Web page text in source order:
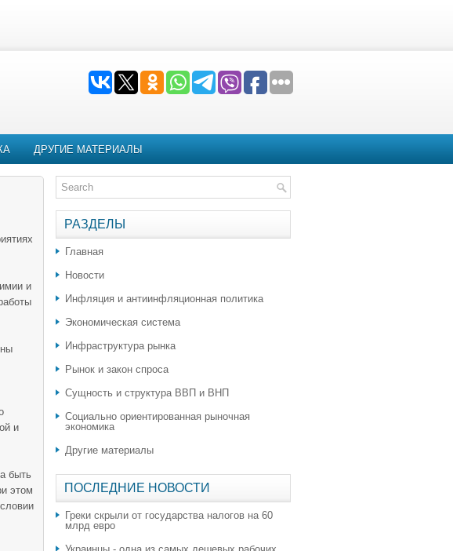
ДРУГИЕ МАТЕРИАЛЫ
и
и
быть
этом
РАЗДЕЛЫ
Главная
Новости
Инфляция и антиинфляционная политика
Экономическая система
Инфраструктура рынка
Рынок и закон спроса
Сущность и структура ВВП и ВНП
Социально ориентированная рыночная
экономика
Другие материалы
ПОСЛЕДНИЕ НОВОСТИ
Греки скрыли от государства налогов на 60
млрд евро